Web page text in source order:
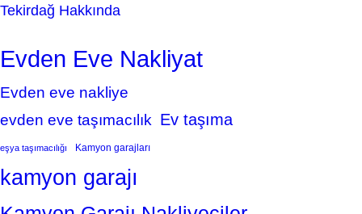
Tekirdağ Hakkında
Evden Eve Nakliyat
Evden eve nakliye
evden eve taşımacılık Ev taşıma
eşya taşımacılığı Kamyon garajları
kamyon garajı